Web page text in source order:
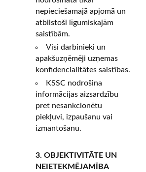
nepieciešamajā apjomā un
atbilstoši līgumiskajām
saistībām.
Visi darbinieki un
apakšuzņēmēji uzņemas
konfidencialitātes saistības.
KSSC nodrošina
informācijas aizsardzību
pret nesankcionētu
piekļuvi, izpaušanu vai
izmantošanu.
3. OBJEKTIVITĀTE UN
NEIETEKMĒJAMĪBA